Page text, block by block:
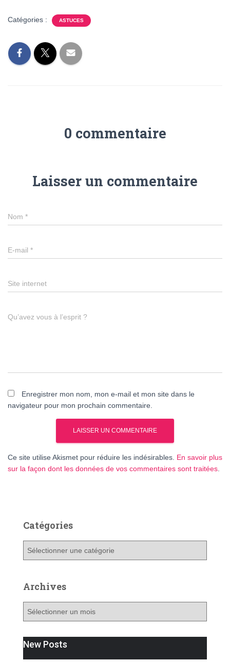
Catégories : ASTUCES
0 commentaire
Laisser un commentaire
Nom *
E-mail *
Site internet
Qu’avez vous à l’esprit ?
Enregistrer mon nom, mon e-mail et mon site dans le
navigateur pour mon prochain commentaire.
Ce site utilise Akismet pour réduire les indésirables. En savoir plus
sur la façon dont les données de vos commentaires sont traitées
Catégories
g
o
e
s
Archives
h
New Posts